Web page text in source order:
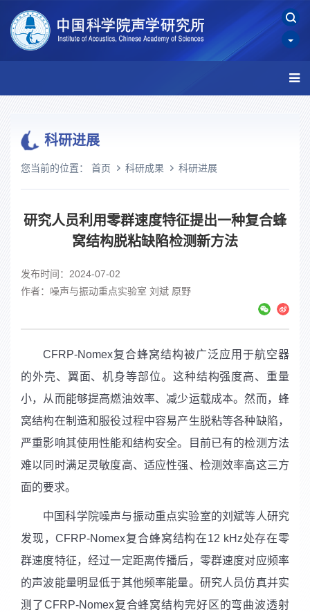
科研进展
您当前的位置： 首页 科研成果 科研进展
研究人员利用零群速度特征提出一种复合蜂
窝结构脱粘缺陷检测新方法
发布时间：2024-07-02
作者：噪声与振动重点实验室 刘斌 原野
CFRP-Nomex复合蜂窝结构被广泛应用于航空器
的外壳、翼面、机身等部位。这种结构强度高、重量
小，从而能够提高燃油效率、减少运载成本。然而，蜂
窝结构在制造和服役过程中容易产生脱粘等各种缺陷，
严重影响其使用性能和结构安全。目前已有的检测方法
难以同时满足灵敏度高、适应性强、检测效率高这三方
面的要求。
中国科学院噪声与振动重点实验室的刘斌等人研究
发现，CFRP-Nomex复合蜂窝结构在12 kHz处存在零
群速度特征，经过一定距离传播后，零群速度对应频率
的声波能量明显低于其他频率能量。研究人员仿真并实
测了CFRP-Nomex复合蜂窝结构完好区的弯曲波透射